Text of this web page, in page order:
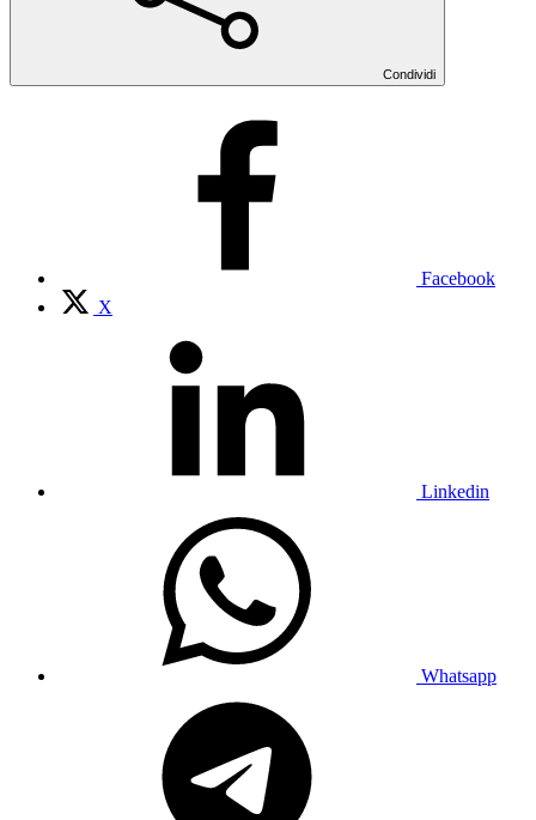
Condividi
Facebook
X
Linkedin
Whatsapp